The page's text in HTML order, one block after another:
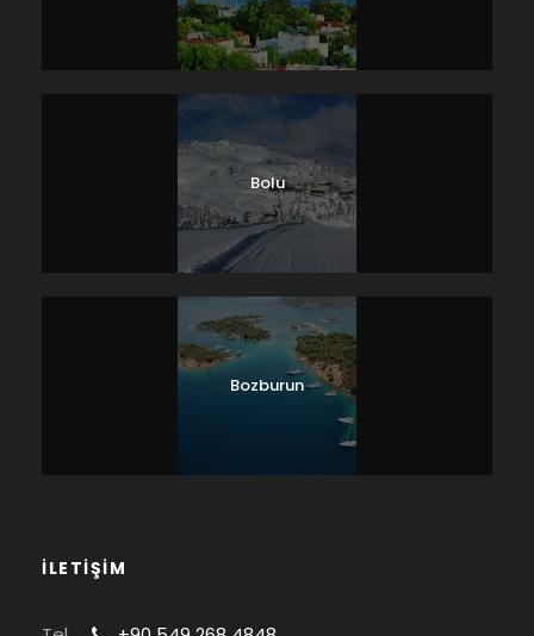
Bolu
Bozburun
İLETİŞİM